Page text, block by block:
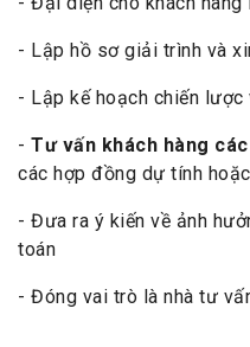
- Lập hồ sơ giải trình và
- Lập kế hoạch chiến lược
- Tư vấn khách hàng các
các hợp đồng dự tính
- Đưa ra ý kiến về ảnh
toán
- Đóng vai trò là nhà tư